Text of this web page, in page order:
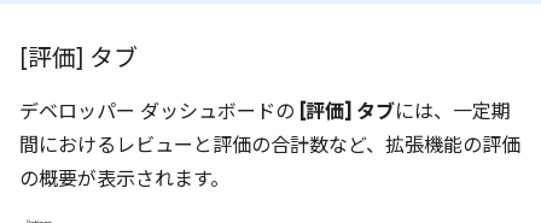
[評価] タブ
デベロッパー ダッシュボードの [評価] タブには、一定期
間におけるレビューと評価の合計数など、拡張機能の評価
の概要が表示されます。